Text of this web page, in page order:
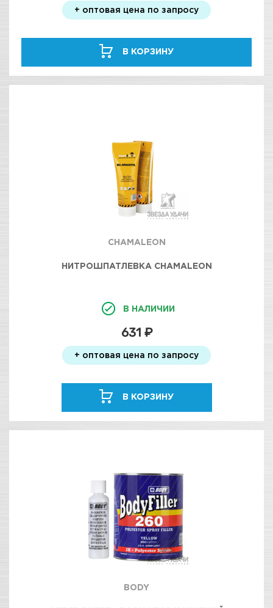
+ оптовая цена по запросу
В КОРЗИНУ
CHAMALEON
НИТРОШПАТЛЕВКА CHAMALEON
В НАЛИЧИИ
631 ₽
+ оптовая цена по запросу
В КОРЗИНУ
BODY